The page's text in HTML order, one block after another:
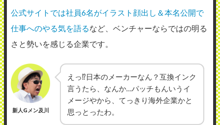
公式サイトでは社員6名がイラスト顔出し＆本名公開で
仕事へのやる気を語るなど、ベンチャーならではの明る
さと勢いを感じる企業です。
新人Gメン及川
えっ⁉日本のメーカーなん？互換インク
言うたら、なんか…パッチもんいうイ
メージやから、てっきり海外企業かと
思っとったわ。